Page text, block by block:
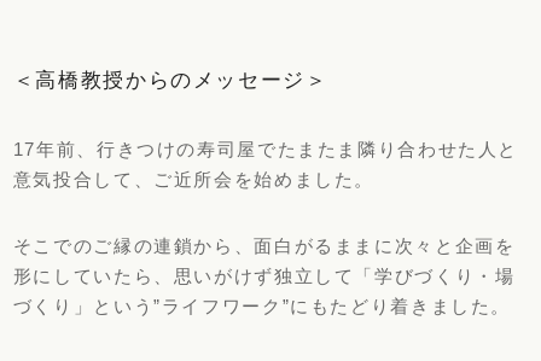
＜高橋教授からのメッセージ＞
17年前、行きつけの寿司屋でたまたま隣り合わせた人と
意気投合して、ご近所会を始めました。
そこでのご縁の連鎖から、面白がるままに次々と企画を
形にしていたら、思いがけず独立して「学びづくり・場
づくり」という”ライフワーク”にもたどり着きました。